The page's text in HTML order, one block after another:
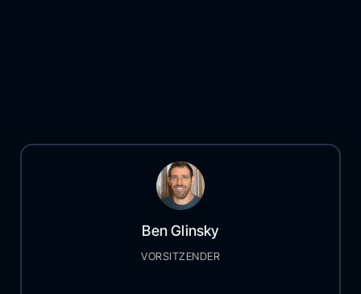
Ben Glinsky
VORSITZENDER